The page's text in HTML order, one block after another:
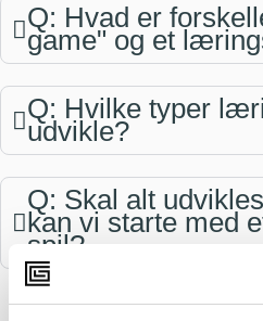
Q: Hvad er
game" og et
Q: Hvilke typer
udvikle?
Q: Skal alt
kan vi starte med
spil?